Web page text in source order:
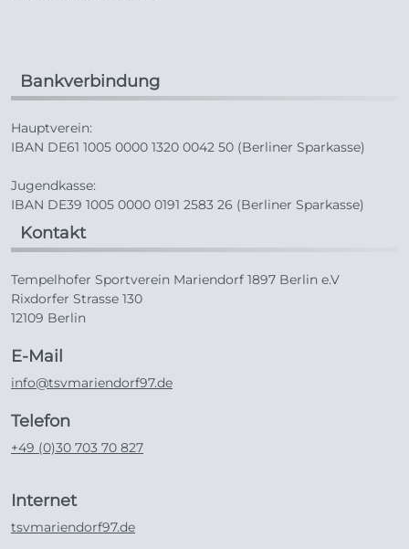
Bankverbindung
Hauptverein:
IBAN DE61 1005 0000 1320 0042 50 (Berliner Sparkasse)
Jugendkasse:
IBAN DE39 1005 0000 0191 2583 26 (Berliner Sparkasse)
Kontakt
Tempelhofer Sportverein Mariendorf 1897 Berlin e.V
Rixdorfer Strasse 130
12109 Berlin
E-Mail
info@tsvmariendorf97.de
Telefon
+49 (0)30 703 70 827
Internet
tsvmariendorf97.de